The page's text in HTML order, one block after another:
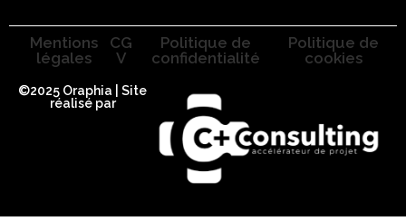
Mentions
légales
CG
V
Politique de
confidentialité
Politique de
cookies
©2025 Oraphia | Site
réalisé par